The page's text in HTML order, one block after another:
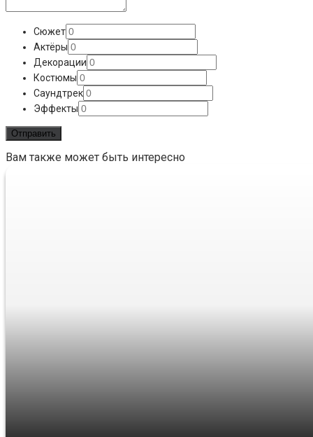
Сюжет
Актёры
Декорации
Костюмы
Саундтрек
Эффекты
Вам также может быть интересно